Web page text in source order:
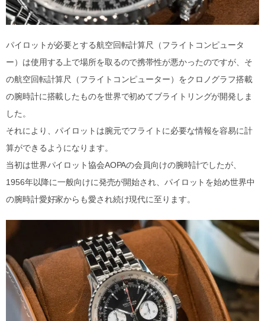
パイロットが必要とする航空回転計算尺（フライトコンピュータ
ー）は使用する上で場所を取るので携帯性が悪かったのですが、そ
の航空回転計算尺（フライトコンピューター）をクロノグラフ搭載
の腕時計に搭載したものを世界で初めてブライトリングが開発しま
した。
それにより、パイロットは腕元でフライトに必要な情報を容易に計
算ができるようになります。
当初は世界パイロット協会AOPAの会員向けの腕時計でしたが、
1956年以降に一般向けに発売が開始され、パイロットを始め世界中
の腕時計愛好家からも愛され続け現代に至ります。